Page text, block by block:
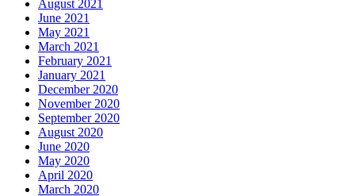
August 2021
June 2021
May 2021
March 2021
February 2021
January 2021
December 2020
November 2020
September 2020
August 2020
June 2020
May 2020
April 2020
March 2020